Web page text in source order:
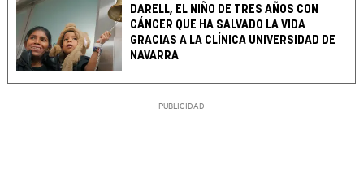
DARELL, EL NIÑO DE TRES AÑOS CON
CÁNCER QUE HA SALVADO LA VIDA
GRACIAS A LA CLÍNICA UNIVERSIDAD DE
NAVARRA